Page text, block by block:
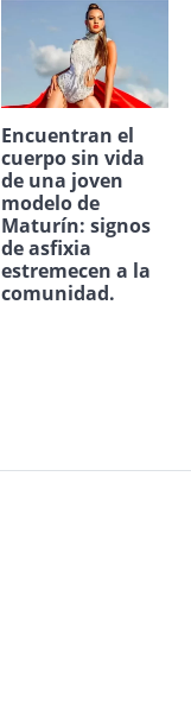
Encuentran el
cuerpo sin vida
de una joven
modelo de
Maturín: signos
de asfixia
estremecen a la
comunidad.